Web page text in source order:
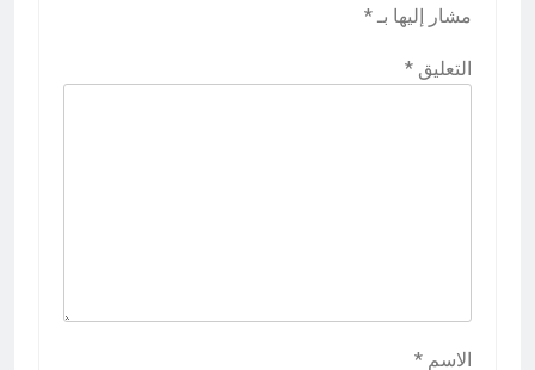
مشار إليها بـ *
التعليق *
الاسم *